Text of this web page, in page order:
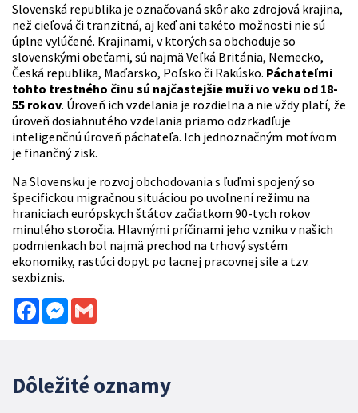
Slovenská republika je označovaná skôr ako zdrojová krajina,
než cieľová či tranzitná, aj keď ani takéto možnosti nie sú
úplne vylúčené. Krajinami, v ktorých sa obchoduje so
slovenskými obeťami, sú najmä Veľká Británia, Nemecko,
Česká republika, Maďarsko, Poľsko či Rakúsko. Páchateľmi
tohto trestného činu sú najčastejšie muži vo veku od 18-
55 rokov. Úroveň ich vzdelania je rozdielna a nie vždy platí, že
úroveň dosiahnutého vzdelania priamo odzrkadľuje
inteligenčnú úroveň páchateľa. Ich jednoznačným motívom
je finančný zisk.
Na Slovensku je rozvoj obchodovania s ľuďmi spojený so
špecifickou migračnou situáciou po uvoľnení režimu na
hraniciach európskych štátov začiatkom 90-tych rokov
minulého storočia. Hlavnými príčinami jeho vzniku v našich
podmienkach bol najmä prechod na trhový systém
ekonomiky, rastúci dopyt po lacnej pracovnej sile a tzv.
sexbiznis.
FacebookMessenger
Dôležité oznamy